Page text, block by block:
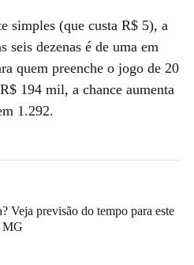
simples (que custa R$ 5), a
seis dezenas é de uma em
quem preenche o jogo de 20
194 mil, a chance aumenta
1.292.
Veja previsão do tempo para este
MG